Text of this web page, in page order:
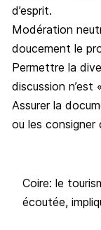
d’esprit.
Modération
doucement le
Permettre la
discussion n’est
Assurer la
ou les consigner
Coire: le
écoutée,